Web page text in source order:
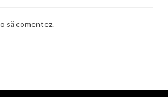
să comentez.